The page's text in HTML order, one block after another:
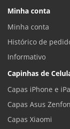
Minha conta
Minha conta
Histórico de
Informativo
Capinhas de
Capas iPhone e
Capas Asus
Capas Xiaomi